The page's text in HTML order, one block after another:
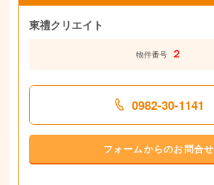
東禮クリエイト
物件番号 ２
0982-30-1141
フォームからのお問合せ